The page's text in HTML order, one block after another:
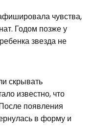
чувства,
Годом позже у
звезда не
скрывать
известно, что
появления
в форму и